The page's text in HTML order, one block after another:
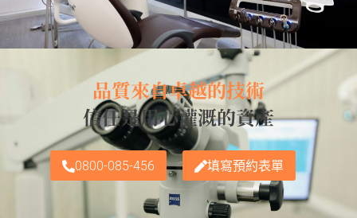
品質來自卓越的技術
信任是用心灌溉的資產
0800-085-456 填寫預約表單